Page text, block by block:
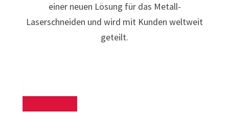
einer neuen Lösung für das Metall-
Laserschneiden und wird mit Kunden weltweit
geteilt.